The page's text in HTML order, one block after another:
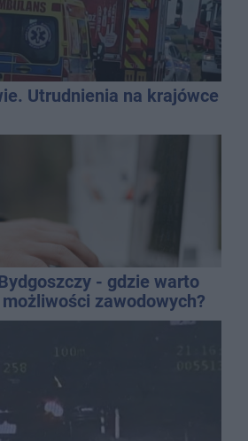
Utrudnienia na krajówce
- gdzie warto
zawodowych?